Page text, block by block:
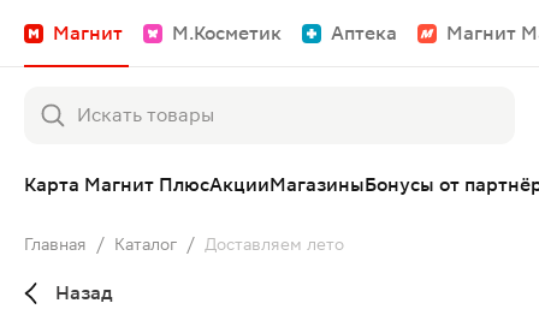
Магнит М.Косметик Аптека Магнит
Карта Магнит ПлюсАкцииМагазиныБонусы от
Главная / Каталог / Доставляем лето
Назад